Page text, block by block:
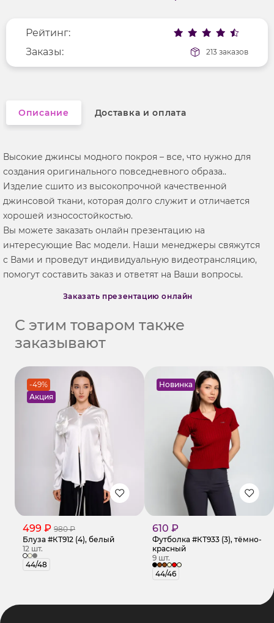
Рисунок
без рисунка
Рейтинг:
Заказы:
213 заказов
Описание Доставка и оплата
Высокие джинсы модного покроя – все, что нужно для
создания оригинального повседневного образа..
Изделие сшито из высокопрочной качественной
джинсовой ткани, которая долго служит и отличается
хорошей износостойкостью.
Вы можете заказать онлайн презентацию на
интересующие Вас модели. Наши менеджеры свяжутся
с Вами и проведут индивидуальную видеотрансляцию,
помогут составить заказ и ответят на Ваши вопросы.
Заказать презентацию онлайн
С этим товаром также
заказывают
-49%
Акция
499 ₽ 980 ₽
Блуза #КТ912 (4), белый
12 шт.
44/48
Новинка
610 ₽
Футболка #КТ933 (3), тёмно-
красный
9 шт.
44/46